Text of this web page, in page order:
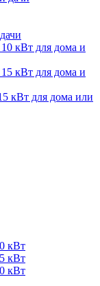
кВт для дома и
кВт для дома и
кВт для дома или
кВт
кВт
кВт